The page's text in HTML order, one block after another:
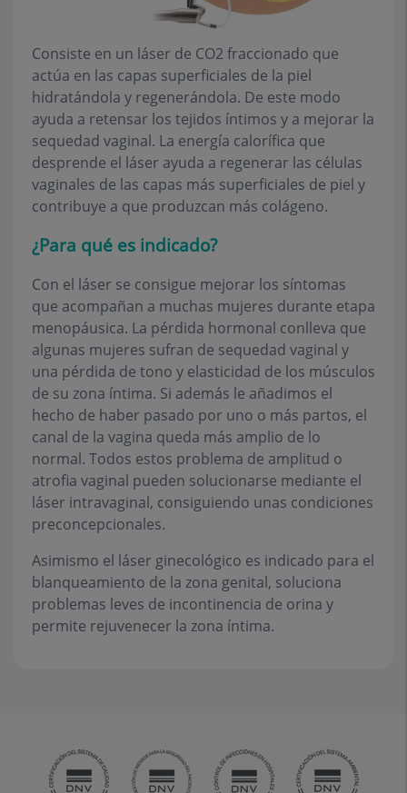
Consiste en un láser de CO2 fraccionado que
actúa en las capas superficiales de la piel
hidratándola y regenerándola. De este modo
ayuda a retensar los tejidos íntimos y a mejorar la
sequedad vaginal. La energía calorífica que
desprende el láser ayuda a regenerar las células
vaginales de las capas más superficiales de piel y
contribuye a que produzcan más colágeno.
¿Para qué es indicado?
Con el láser se consigue mejorar los síntomas
que acompañan a muchas mujeres durante etapa
menopáusica. La pérdida hormonal conlleva que
algunas mujeres sufran de sequedad vaginal y
una pérdida de tono y elasticidad de los músculos
de su zona íntima. Si además le añadimos el
hecho de haber pasado por uno o más partos, el
canal de la vagina queda más amplio de lo
normal. Todos estos problema de amplitud o
atrofia vaginal pueden solucionarse mediante el
láser intravaginal, consiguiendo unas condiciones
preconcepcionales.
Asimismo el láser ginecológico es indicado para el
blanqueamiento de la zona genital, soluciona
problemas leves de incontinencia de orina y
permite rejuvenecer la zona íntima.